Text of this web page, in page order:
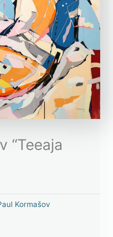
“Teeaja
Kormašov